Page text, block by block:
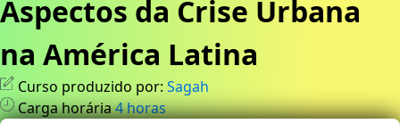
Aspectos da Crise Urbana
na América Latina
Curso produzido por: Sagah
Carga horária4horas